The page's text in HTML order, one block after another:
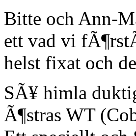
Bitte och Ann-
ett vad vi
helst fixat och
SÃ¥ himla
Ã¶stras WT